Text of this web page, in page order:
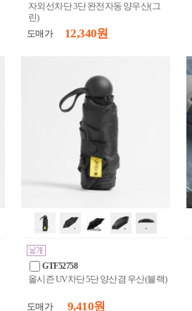
자외선차단 3단 완전자동 양우산(그
린)
도매가
12,340 원
GTF52758
올시즌 UV차단 5단 양산겸 우산(블랙)
도매가 9,410 원